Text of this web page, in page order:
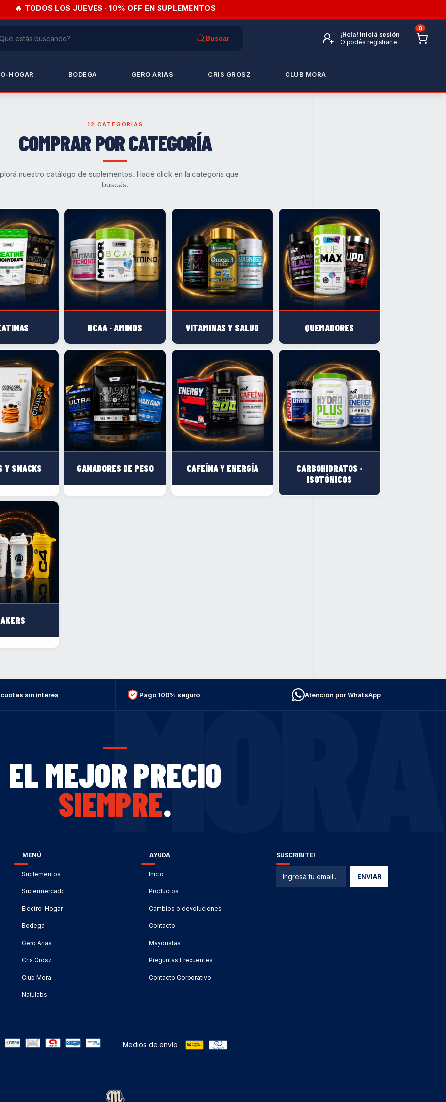
🔥 TODOS LOS JUEVES · 10% OFF EN SUPLEMENTOS
¡Hola! Iniciá sesión
O podés registrarte
0
HOGAR BODEGA GERO ARIAS CRIS GROSZ CLUB MORA
12 CATEGORÍAS
COMPRAR POR CATEGORÍA
nuestro catálogo de suplementos. Hacé click en la categoría que
buscás.
BCAA · AMINOS VITAMINAS Y SALUD QUEMADORES
Y SNACKS GANADORES DE PESO CAFEÍNA Y ENERGÍA
CARBOHIDRATOS ·
ISOTÓNICOS
MORA
sin interés Pago 100% seguro Atención por WhatsApp
EL MEJOR PRECIO
SIEMPRE.
MENÚ
Suplementos
Supermercado
Electro-Hogar
Bodega
Gero Arias
Cris Grosz
Club Mora
Natulabs
AYUDA
Inicio
Productos
Cambios o devoluciones
Contacto
Mayoristas
Preguntas Frecuentes
Contacto Corporativo
SUSCRIBITE!
Medios de envío